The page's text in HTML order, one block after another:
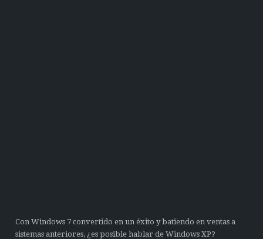
Con Windows 7 convertido en un éxito y batiendo en ventas a
sistemas anteriores, ¿es posible hablar de Windows XP?